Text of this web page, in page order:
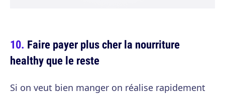
Faire payer plus cher la nourriture
healthy que le reste
Si on veut bien manger on réalise rapidement